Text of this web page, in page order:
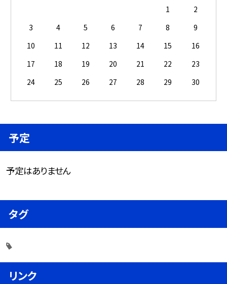
1
2
3
4 5 6 7 8
9
10
11 12 13 14 15
16
17
18 19 20 21 22
23
24
25 26 27 28 29 30
予定
予定はありません
タグ
リンク